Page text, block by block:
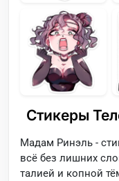
Стикеры
Мадам Ринэль -
всё без лишних
талией и копной